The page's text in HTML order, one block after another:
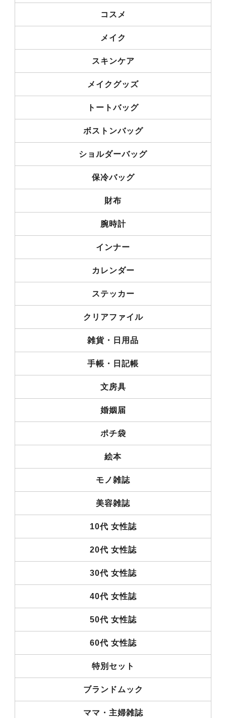
コスメ
メイク
スキンケア
メイクグッズ
トートバッグ
ボストンバッグ
ショルダーバッグ
保冷バッグ
財布
腕時計
インナー
カレンダー
ステッカー
クリアファイル
雑貨・日用品
手帳・日記帳
文房具
婚姻届
ポチ袋
絵本
モノ雑誌
美容雑誌
10代 女性誌
20代 女性誌
30代 女性誌
40代 女性誌
50代 女性誌
60代 女性誌
特別セット
ブランドムック
ママ・主婦雑誌